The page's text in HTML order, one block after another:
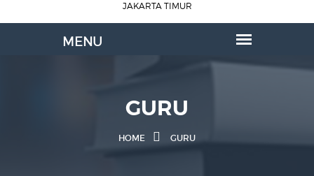
JAKARTA TIMUR
GURU
HOME GURU